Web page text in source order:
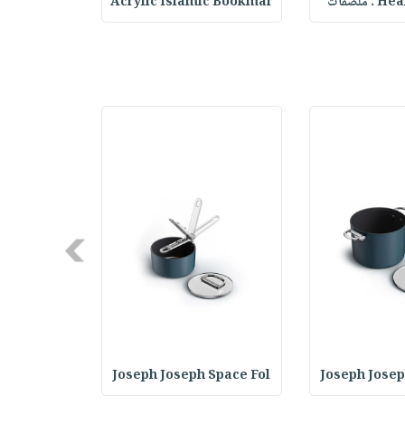
Joseph
Joseph Joseph Space Fol
Next